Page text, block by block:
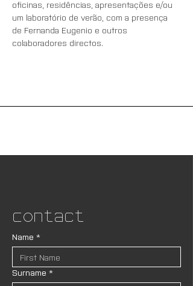
oficinas, residências, apresentações e/ou
um laboratório de verão, com a presença
de Fernanda Eugenio e outros
colaboradores directos.
Contact
Name *
Surname *